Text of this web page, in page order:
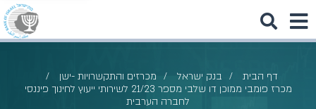
דף הבית בנק ישראל
מכרזים והתקשרויות -ישן
מכרז פומבי ממוכן דו שלבי מספר 21/23 לשירותי ייעוץ לחינוך פיננסי
לחברה הערבית